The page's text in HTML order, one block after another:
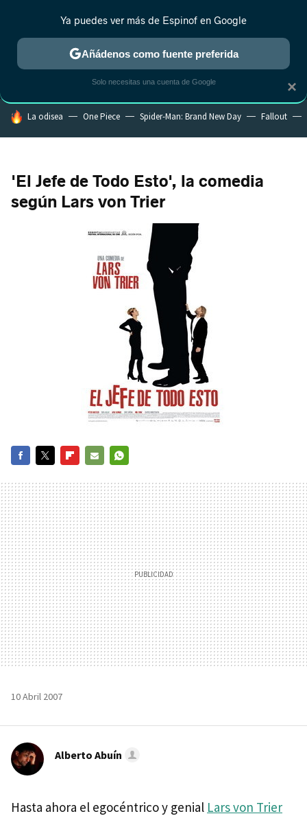
MENÚ NUEVO
ESTRENOS REALITY ANIME RANKINGS CINE
HOY SE HABLA DE
La odisea One Piece Spider-Man: Brand New Day Fallout
'El Jefe de Todo Esto', la comedia
según Lars von Trier
MAIL
10 Abril 2007
Alberto Abuín
Hasta ahora el egocéntrico y genial Lars von Trier
×
Ya puedes ver más de Espinof en Google
Añádenos como fuente preferida
Solo necesitas una cuenta de Google